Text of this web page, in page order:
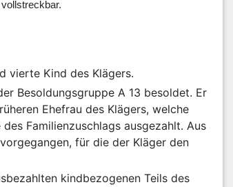
vierte Kind des Klägers.
Besoldungsgruppe A 13 besoldet. Er
Ehefrau des Klägers, welche
Familienzuschlags ausgezahlt. Aus
für die der Kläger den
kindbezogenen Teils des